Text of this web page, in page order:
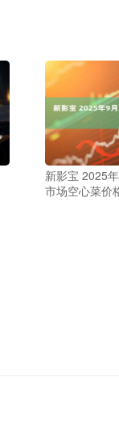
新影宝 2025
市场空心菜价